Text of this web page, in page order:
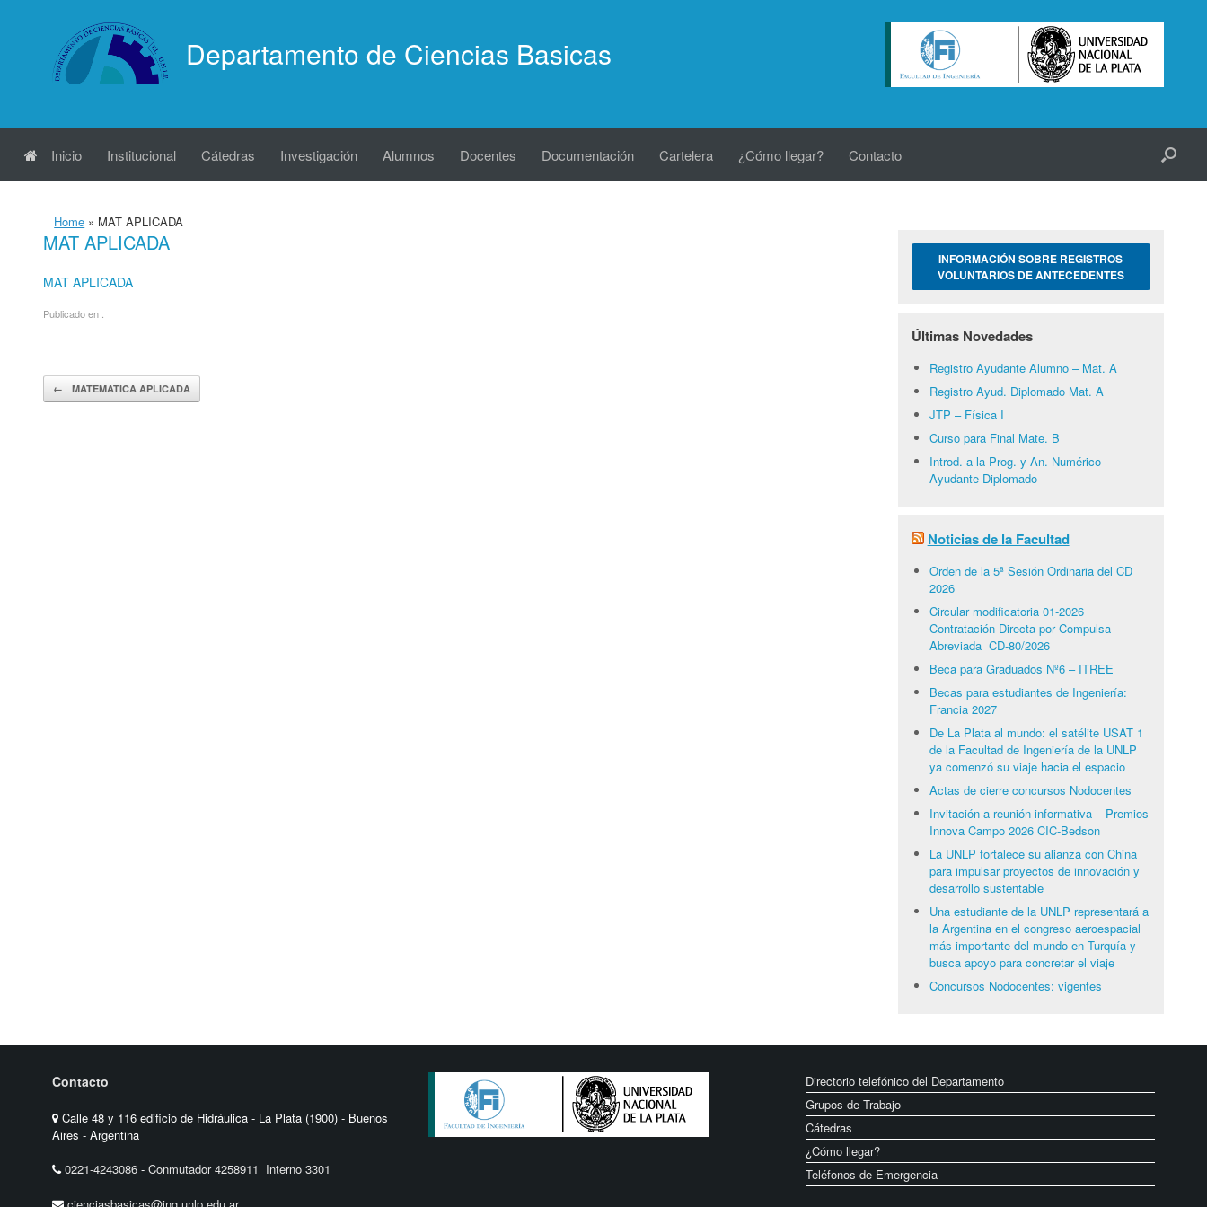
Departamento de Ciencias Basicas
Inicio Institucional Cátedras Investigación Alumnos Docentes Documentación Cartelera ¿Cómo llegar? Contacto
Home » MAT APLICADA
MAT APLICADA
MAT APLICADA
Publicado en .
Navegador de artículos
← MATEMATICA APLICADA
INFORMACIÓN SOBRE REGISTROS
VOLUNTARIOS DE ANTECEDENTES
Últimas Novedades
Registro Ayudante Alumno – Mat. A
Registro Ayud. Diplomado Mat. A
JTP – Física I
Curso para Final Mate. B
Introd. a la Prog. y An. Numérico –
Ayudante Diplomado
Noticias de la Facultad
Orden de la 5ª Sesión Ordinaria del CD
2026
Circular modificatoria 01-2026
Contratación Directa por Compulsa
Abreviada CD-80/2026
Beca para Graduados Nº6 – ITREE
Becas para estudiantes de Ingeniería:
Francia 2027
De La Plata al mundo: el satélite USAT 1
de la Facultad de Ingeniería de la UNLP
ya comenzó su viaje hacia el espacio
Actas de cierre concursos Nodocentes
Invitación a reunión informativa – Premios
Innova Campo 2026 CIC-Bedson
La UNLP fortalece su alianza con China
para impulsar proyectos de innovación y
desarrollo sustentable
Una estudiante de la UNLP representará a
la Argentina en el congreso aeroespacial
más importante del mundo en Turquía y
busca apoyo para concretar el viaje
Concursos Nodocentes: vigentes
Contacto
Calle 48 y 116 edificio de Hidráulica - La Plata (1900) - Buenos
Aires - Argentina
0221-4243086 -Conmutador 4258911 Interno 3301
Directorio telefónico del Departamento
Grupos de Trabajo
Cátedras
¿Cómo llegar?
Teléfonos de Emergencia